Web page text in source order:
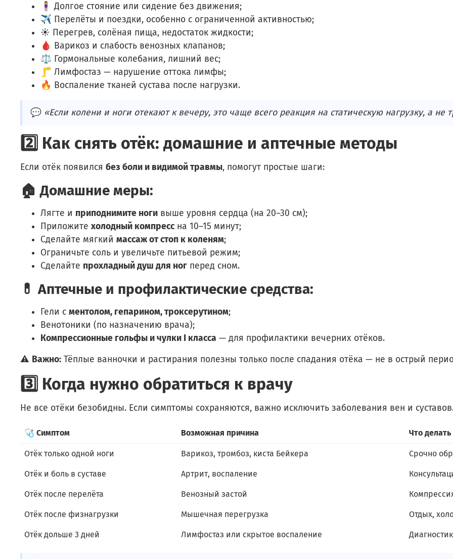
🧍‍♀️ Долгое стояние или сидение без движения;
✈️ Перелёты и поездки, особенно с ограниченной активностью;
☀️ Перегрев, солёная пища, недостаток жидкости;
🩸 Варикоз и слабость венозных клапанов;
⚖️ Гормональные колебания, лишний вес;
🦵 Лимфостаз — нарушение оттока лимфы;
🔥 Воспаление тканей сустава после нагрузки.
💬 «Если колени и ноги отекают к вечеру, это чаще всего реакция на статическую нагрузку, а не
2️⃣ Как снять отёк: домашние и аптечные методы
Если отёк появился без боли и видимой травмы, помогут простые шаги:
🏠 Домашние меры:
Лягте и приподнимите ноги выше уровня сердца (на 20–30 см);
Приложите холодный компрессна 10–15 минут;
Сделайте мягкий массаж от стоп к коленям;
Ограничьте соль и увеличьте питьевой режим;
Сделайте прохладный душ для ног перед сном.
💊 Аптечные и профилактические средства:
Гели с ментолом, гепарином, троксерутином;
Венотоники (по назначению врача);
Компрессионные гольфы и чулки I класса — для профилактики вечерних отёков.
⚠️ Важно: Тёплые ванночки и растирания полезны только после спадания отёка — не в острый
3️⃣ Когда нужно обратиться к врачу
Не все отёки безобидны. Если симптомы сохраняются, важно исключить заболевания вен и
🩺 Симптом Возможная причина Что делать
Отёк только одной ноги Варикоз, тромбоз, киста Бейкера Срочно
Отёк и боль в суставе Артрит, воспаление
Отёк после перелёта Венозный застой
Отёк после физнагрузки Мышечная перегрузка Отдых,
Отёк дольше 3 дней Лимфостаз или скрытое воспаление